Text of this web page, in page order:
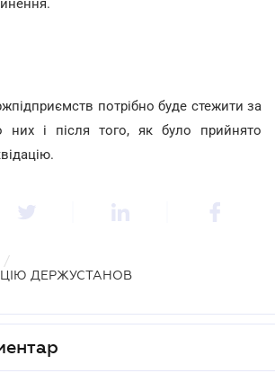
потрібно буде стежити за
них і після того, як було прийнято
/
ДЕРЖУСТАНОВ